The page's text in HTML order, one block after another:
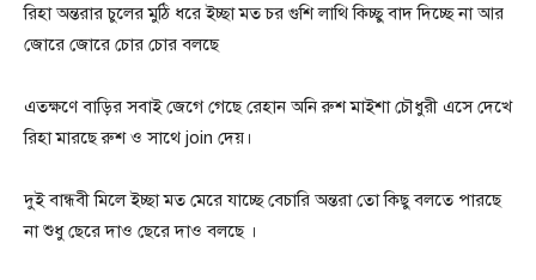
রিহা অন্তরার চুলের মুঠি ধরে ইচ্ছা মত চর গুশি লাথি কিচ্ছু বাদ দিচ্ছে না আর
জোরে জোরে চোর চোর বলছে
এতক্ষণে বাড়ির সবাই জেগে গেছে রেহান অনি রুশ মাইশা চৌধুরী এসে দেখে
রিহা মারছে রুশ ও সাথে join দেয়।
দুই বান্ধবী মিলে ইচ্ছা মত মেরে যাচ্ছে বেচারি অন্তরা তো কিছু বলতে পারছে
না শুধু ছেরে দাও ছেরে দাও বলছে ।